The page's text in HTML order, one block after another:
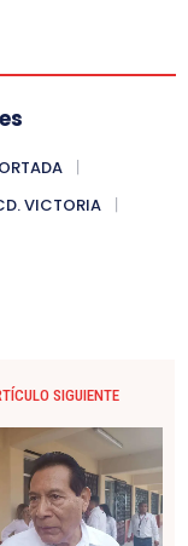
VICTORIA
SIGUIENTE